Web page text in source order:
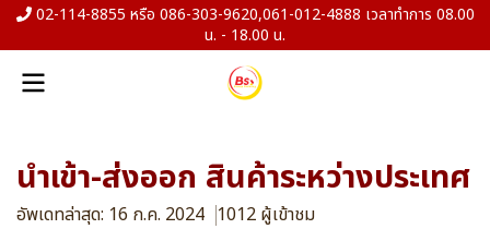
02-114-8855 หรือ 086-303-9620,061-012-4888 เวลาทำการ 08.00
น. - 18.00 น.
นำเข้า-ส่งออก สินค้าระหว่างประเทศ
อัพเดทล่าสุด: 16 ก.ค. 2024 1012 ผู้เข้าชม